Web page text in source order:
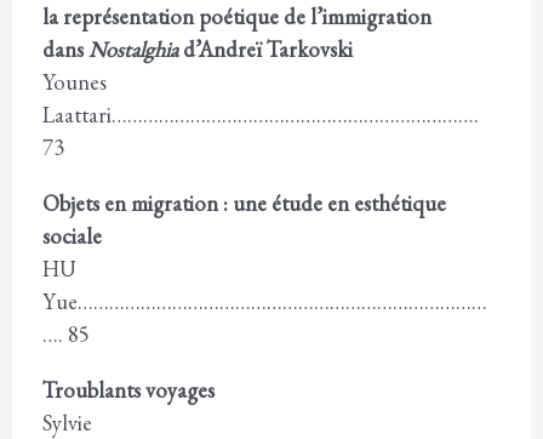
la représentation poétique de l’immigration
dansNostalghiad’Andreï Tarkovski
Younes
Laattari…………………………………………………………….
73
Objets en migration : une étude en esthétique
sociale
HU
Yue……………………………………………………………………
…. 85
Troublants voyages
Sylvie